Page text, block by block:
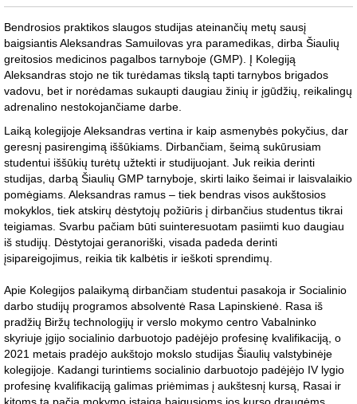
Bendrosios praktikos slaugos studijas ateinančių metų sausį
baigsiantis Aleksandras Samuilovas yra paramedikas, dirba Šiaulių
greitosios medicinos pagalbos tarnyboje (GMP). Į Kolegiją
Aleksandras stojo ne tik turėdamas tikslą tapti tarnybos brigados
vadovu, bet ir norėdamas sukaupti daugiau žinių ir įgūdžių, reikalingų
adrenalino nestokojančiame darbe.
Laiką kolegijoje Aleksandras vertina ir kaip asmenybės pokyčius, dar
geresnį pasirengimą iššūkiams. Dirbančiam, šeimą sukūrusiam
studentui iššūkių turėtų užtekti ir studijuojant. Juk reikia derinti
studijas, darbą Šiaulių GMP tarnyboje, skirti laiko šeimai ir laisvalaikio
pomėgiams. Aleksandras ramus – tiek bendras visos aukštosios
mokyklos, tiek atskirų dėstytojų požiūris į dirbančius studentus tikrai
teigiamas. Svarbu pačiam būti suinteresuotam pasiimti kuo daugiau
iš studijų. Dėstytojai geranoriški, visada padeda derinti
įsipareigojimus, reikia tik kalbėtis ir ieškoti sprendimų.
Apie Kolegijos palaikymą dirbančiam studentui pasakoja ir Socialinio
darbo studijų programos absolventė Rasa Lapinskienė. Rasa iš
pradžių Biržų technologijų ir verslo mokymo centro Vabalninko
skyriuje įgijo socialinio darbuotojo padėjėjo profesinę kvalifikaciją, o
2021 metais pradėjo aukštojo mokslo studijas Šiaulių valstybinėje
kolegijoje. Kadangi turintiems socialinio darbuotojo padėjėjo IV lygio
profesinę kvalifikaciją galimas priėmimas į aukštesnį kursą, Rasai ir